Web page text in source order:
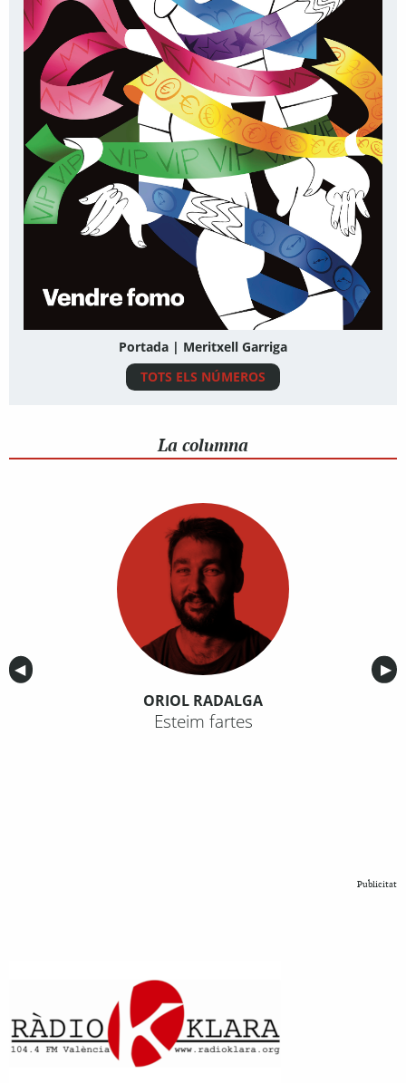
Portada | Meritxell Garriga
TOTS ELS NÚMEROS
La columna
Anterior
◀︎ ▶︎
ORIOL RADALGA
Esteim fartes
Publicitat